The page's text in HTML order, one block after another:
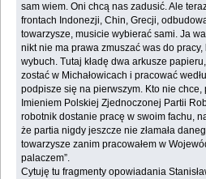
sam wiem. Oni chcą nas zadusić. Ale
frontach Indonezji, Chin, Grecji,
‎towarzysze, musicie wybierać sami. Ja
nikt nie ma prawa ‎zmuszać was do
wybuch. Tutaj kładę dwa arkusze
zostać w Michałowicach i pracować
‎podpisze się na pierwszym. Kto nie
Imieniem Polskiej ‎Zjednoczonej Partii
robotnik dostanie pracę w swoim fachu,
że partia nigdy jeszcze nie złamała
towarzysze zanim pracowałem w
palaczem”.‎
Cytuję tu fragmenty opowiadania